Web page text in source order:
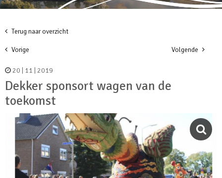
Terug naar overzicht
Vorige Volgende
20 | 11 | 2019
Dekker sponsort wagen van de
toekomst